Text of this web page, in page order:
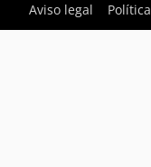
Aviso legal